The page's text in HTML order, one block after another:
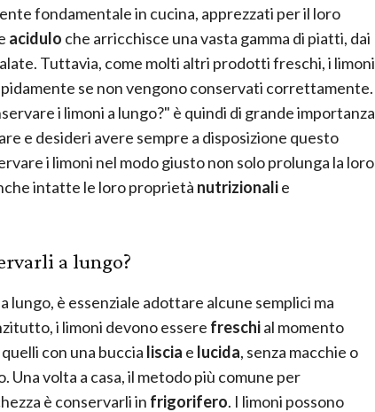
fondamentale in cucina, apprezzati per il loro
acidulo che arricchisce una vasta gamma di piatti, dai
Tuttavia, come molti altri prodotti freschi, i limoni
se non vengono conservati correttamente.
i limoni a lungo?" è quindi di grande importanza
e desideri avere sempre a disposizione questo
i limoni nel modo giusto non solo prolunga la loro
intatte le loro proprietà nutrizionalie
a lungo?
a lungo, è essenziale adottare alcune semplici ma
i limoni devono essere freschial momento
con una buccia liscia e lucida, senza macchie o
Una volta a casa, il metodo più comune per
è conservarli in frigorifero. I limoni possono